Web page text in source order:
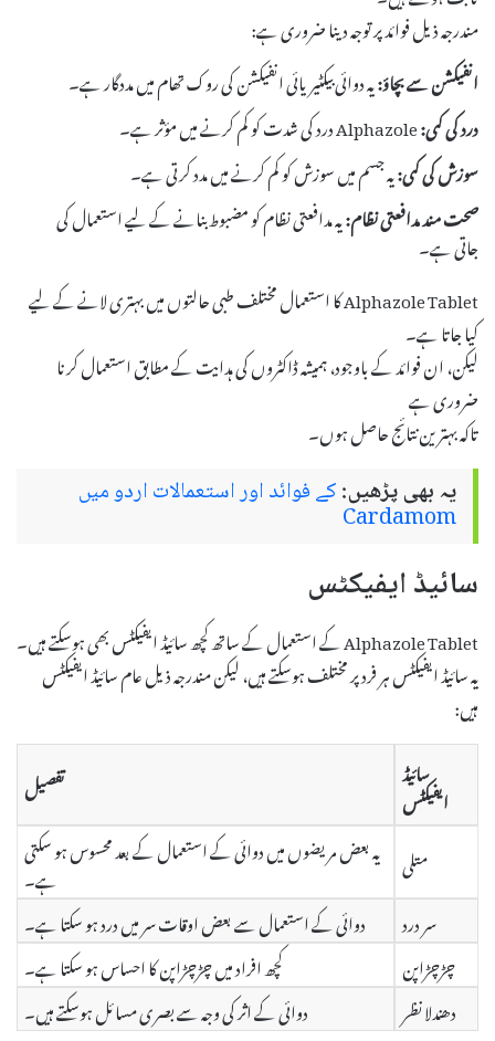
مندرجہ ذیل فوائد پر توجہ دینا ضروری ہے:
انفیکشن سے بچاؤ:یہ دوائی بیکٹیریائی انفیکشن کی روک تھام میں مددگار ہے۔
درد کی کمی:
سوزش کی کمی:یہ جسم میں سوزش کو کم کرنے میں مدد کرتی ہے۔
صحت مند مدافعتی نظام:یہ مدافعتی نظام کو مضبوط بنانے کے لیے استعمال کی
جاتی ہے۔
Alphazole Tablet کا استعمال مختلف طبی حالتوں میں بہتری لانے کے لیے
کیا جاتا ہے۔
لیکن، ان فوائد کے باوجود، ہمیشہ ڈاکٹروں کی ہدایت کے مطابق استعمال کرنا
ضروری ہے
تاکہ بہترین نتائج حاصل ہوں۔
یہ بھی پڑھیں:کے فوائد اور استعمالات اردو میں
Cardamom
سائیڈ ایفیکٹس
Alphazole Tablet کے استعمال کے ساتھ کچھ سائیڈ ایفیکٹس بھی ہوسکتے ہیں۔
یہ سائیڈ ایفیکٹس ہر فرد پر مختلف ہوسکتے ہیں، لیکن مندرجہ ذیل عام سائیڈ ایفیکٹس
ہیں:
سائیڈ
ایفیکٹس
تفصیل
متلی یہ بعض مریضوں میں دوائی کے استعمال کے بعد محسوس ہو سکتی
ہے۔
سر درد
دوائی کے استعمال سے بعض اوقات سر میں درد ہو سکتا ہے۔
چڑچڑاپن
کچھ افراد میں چڑچڑاپن کا احساس ہو سکتا ہے۔
دھندلا نظر
دوائی کے اثر کی وجہ سے بصری مسائل ہوسکتے ہیں۔